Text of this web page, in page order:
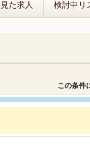
た求人 検討中リ
この条件